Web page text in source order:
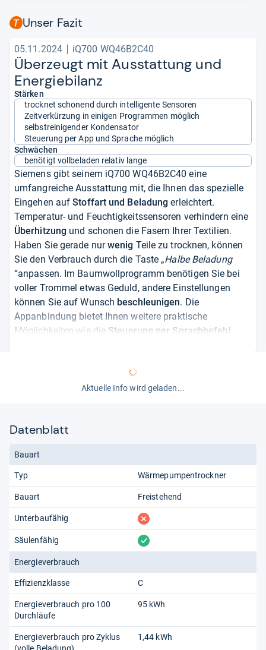
Unser Fazit
05.11.2024 iQ700 WQ46B2C40
Über­zeugt mit Aus­stat­tung und
Ener­gie­bi­lanz
Stärken
trocknet schonend durch intelligente Sensoren
Zeitverkürzung in einigen Programmen möglich
selbstreinigender Kondensator
Steuerung per App und Sprache möglich
Schwächen
benötigt vollbeladen relativ lange
Siemens gibt seinem iQ700 WQ46B2C40 eine
umfangreiche Ausstattung mit, die Ihnen das spezielle
Eingehen aufStoffart und Beladung erleichtert.
Temperatur- und Feuchtigkeitssensoren verhindern eine
Überhitzung und schonen die Fasern Ihrer Textilien.
Haben Sie gerade nurwenig Teile zu trocknen, können
Sie den Verbrauch durch die Taste „Halbe Beladung
“anpassen. Im Baumwollprogramm benötigen Sie bei
voller Trommel etwas Geduld, andere Einstellungen
können Sie auf Wunsch beschleunigen. Die
Appanbindung bietet Ihnen weitere praktische
Möglichkeiten wie die Steuerung per Sprachbefehl
Wärmepumpentrockner sehr gut an und wird zu über
mit der Höchstwertung belohnt. Auch der
Aktuelle Info wird geladen...
Datenblatt
Bauart
Typ Wärmepumpentrockner
Bauart Freistehend
Unterbaufähig fehlt
Säulenfähig vorhanden
Energieverbrauch
Effizienzklasse C
Energieverbrauch pro 100
Durchläufe
95 kWh
Energieverbrauch pro Zyklus
(volle Beladung)
1,44 kWh